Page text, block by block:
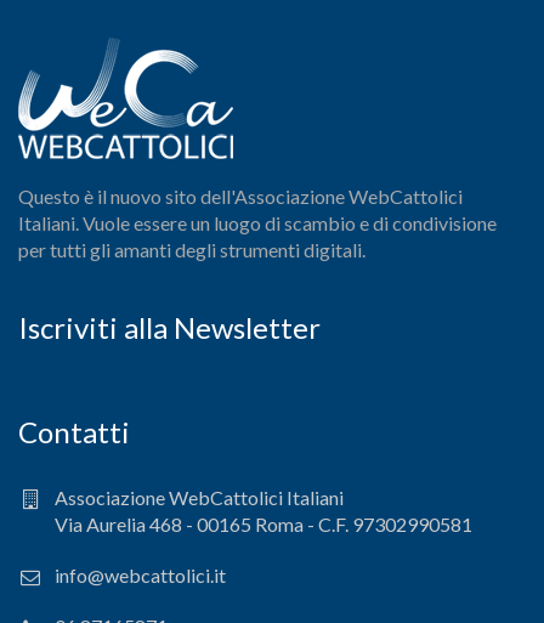
Questo è il nuovo sito dell'Associazione WebCattolici
Italiani. Vuole essere un luogo di scambio e di condivisione
per tutti gli amanti degli strumenti digitali.
Iscriviti alla Newsletter
Contatti
Associazione WebCattolici Italiani
Via Aurelia 468 - 00165 Roma - C.F. 97302990581
info@webcattolici.it